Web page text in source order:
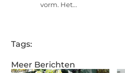
Meer Berichten
vorm. Het...
Tags: